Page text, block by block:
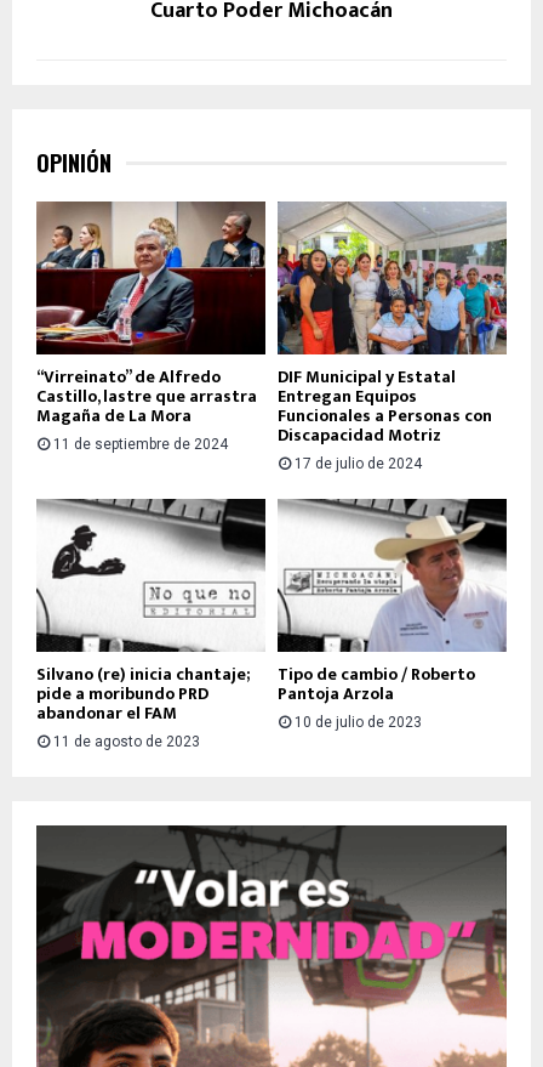
Cuarto Poder Michoacán
OPINIÓN
“Virreinato” de Alfredo
Castillo, lastre que arrastra
Magaña de La Mora
11 de septiembre de 2024
DIF Municipal y Estatal
Entregan Equipos
Funcionales a Personas con
Discapacidad Motriz
17 de julio de 2024
Silvano (re) inicia chantaje;
pide a moribundo PRD
abandonar el FAM
11 de agosto de 2023
Tipo de cambio / Roberto
Pantoja Arzola
10 de julio de 2023